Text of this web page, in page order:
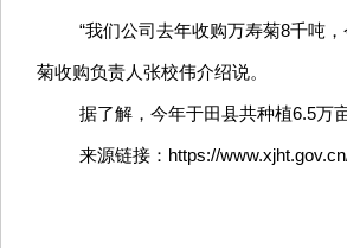
“我们公司去年收购万寿菊8千吨
菊收购负责人张校伟介绍说。
据了解，今年于田县共种植6.5万
来源链接：https://